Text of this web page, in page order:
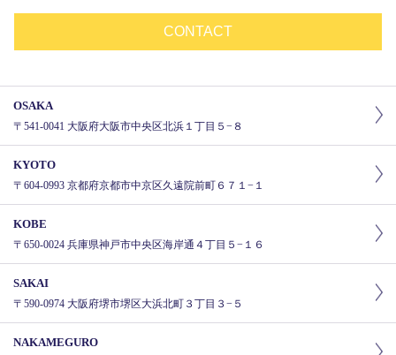
CONTACT
OSAKA
〒541-0041 大阪府大阪市中央区北浜１丁目５−８
KYOTO
〒604-0993 京都府京都市中京区久遠院前町６７１−１
KOBE
〒650-0024 兵庫県神戸市中央区海岸通４丁目５−１６
SAKAI
〒590-0974 大阪府堺市堺区大浜北町３丁目３−５
NAKAMEGURO